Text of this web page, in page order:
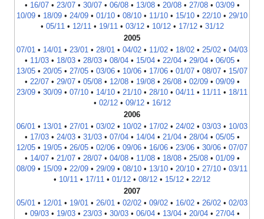
• 16/07• 23/07• 30/07• 06/08• 13/08• 20/08• 27/08• 03/09•
10/09 • 18/09 • 24/09 • 01/10 • 08/10 • 11/10 • 15/10 • 22/10 • 29/10
• 05/11 • 12/11 • 19/11 • 03/12• 10/12• 17/12• 31/12
2005
07/01 • 14/01 • 23/01 • 28/01 • 04/02 • 11/02 • 18/02 • 25/02 • 04/03
• 11/03• 18/03• 28/03• 08/04• 15/04• 22/04• 29/04• 06/05•
13/05 • 20/05 • 27/05 • 03/06 • 10/06 • 17/06 • 01/07 • 08/07 • 15/07
• 22/07• 29/07• 05/08• 12/08• 19/08• 26/08• 02/09• 09/09•
23/09 • 30/09 • 07/10 • 14/10 • 21/10 • 28/10 • 04/11 • 11/11 • 18/11
• 02/12• 09/12• 16/12
2006
06/01 • 13/01 • 27/01 • 03/02 • 10/02 • 17/02 • 24/02 • 03/03 • 10/03
• 17/03• 24/03• 31/03• 07/04• 14/04• 21/04• 28/04• 05/05•
12/05 • 19/05 • 26/05 • 02/06 • 09/06 • 16/06 • 23/06 • 30/06 • 07/07
• 14/07• 21/07• 28/07• 04/08• 11/08• 18/08• 25/08• 01/09•
08/09 • 15/09 • 22/09 • 29/09 • 08/10 • 13/10 • 20/10 • 27/10 • 03/11
• 10/11 • 17/11 • 01/12 • 08/12 • 15/12 • 22/12
2007
05/01 • 12/01 • 19/01 • 26/01 • 02/02 • 09/02 • 16/02 • 26/02 • 02/03
• 09/03• 19/03• 23/03• 30/03• 06/04• 13/04• 20/04• 27/04•